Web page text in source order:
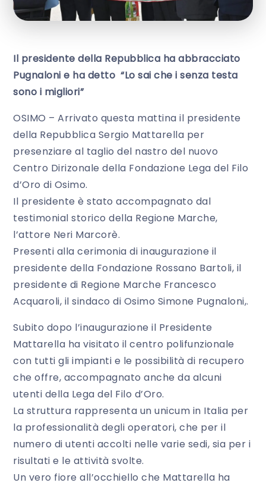
Il presidente della Repubblica ha abbracciato
Pugnaloni e ha detto “Lo sai che i senza testa
sono i migliori”
OSIMO – Arrivato questa mattina il presidente
della Repubblica Sergio Mattarella per
presenziare al taglio del nastro del nuovo
Centro Dirizonale della Fondazione Lega del Filo
d’Oro di Osimo.
Il presidente è stato accompagnato dal
testimonial storico della Regione Marche,
l’attore Neri Marcorè.
Presenti alla cerimonia di inaugurazione il
presidente della Fondazione Rossano Bartoli, il
presidente di Regione Marche Francesco
Acquaroli, il sindaco di Osimo Simone Pugnaloni,.
Subito dopo l’inaugurazione il Presidente
Mattarella ha visitato il centro polifunzionale
con tutti gli impianti e le possibilità di recupero
che offre, accompagnato anche da alcuni
utenti della Lega del Filo d’Oro.
La struttura rappresenta un unicum in Italia per
la professionalità degli operatori, che per il
numero di utenti accolti nelle varie sedi, sia per i
risultati e le attività svolte.
Un vero fiore all’occhiello che Mattarella ha